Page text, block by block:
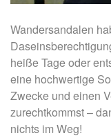
Wandersandalen
heiße Tage oder
eine hochwertige
Zwecke und einen
zurechtkommst –
nichts im Weg!